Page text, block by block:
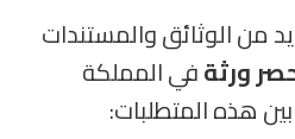
من الوثائق والمستندات
ورثةفي المملكة
هذه المتطلبات: